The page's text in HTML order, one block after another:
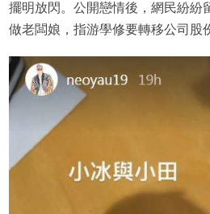
擺明放閃。公開戀情後，網民紛紛
做老闆娘，指游學修要轉移公司股